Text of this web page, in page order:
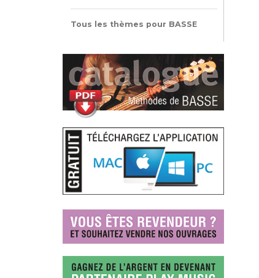
Tous les thèmes pour BASSE